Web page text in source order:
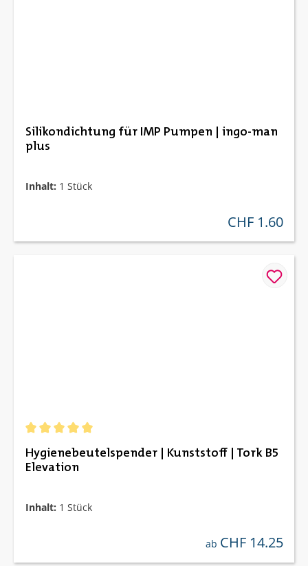
Silikondichtung für IMP Pumpen | ingo-man
plus
Inhalt: 1 Stück
regulärer preis:
CHF 1.60
Hygienebeutelspender | Kunststoff | Tork B5
Elevation
Inhalt: 1 Stück
regulärer preis:
ab CHF 14.25